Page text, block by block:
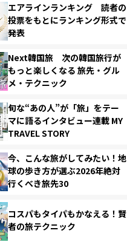
エアラインランキング 読者の
投票をもとにランキング形式で
発表
Next韓国旅 次の韓国旅行が
もっと楽しくなる 旅先・グル
メ・テクニック
旬な“あの人”が「旅」をテー
マに語るインタビュー連載 MY
TRAVEL STORY
今、こんな旅がしてみたい！地
球の歩き方が選ぶ2026年絶対
行くべき旅先30
コスパもタイパもかなえる！賢
者の旅テクニック